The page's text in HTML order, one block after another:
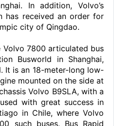
In addition, Volvo’s
has received an order for
city of Qingdao.
Volvo 7800 articulated bus
Busworld in Shanghai,
It is an 18-meter-long low-
mounted on the side at
Volvo B9SLA, with a
with great success in
in Chile, where Volvo
such buses. Bus Rapid